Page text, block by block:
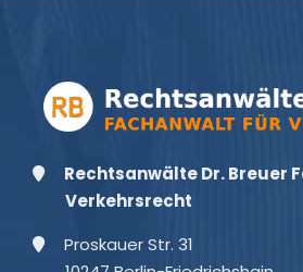
Rechtsanwälte Dr. Breuer
Verkehrsrecht
Proskauer Str. 31